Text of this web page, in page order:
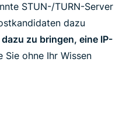
STUN-/TURN-Server
dazu
zu bringen, eine IP-
Sie ohne Ihr Wissen